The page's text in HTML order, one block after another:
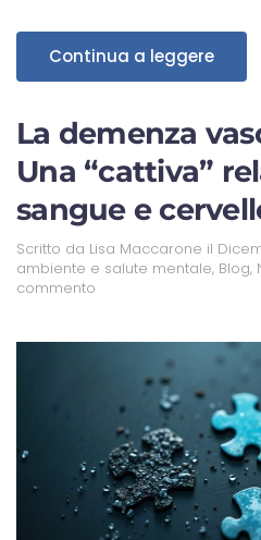
Continua a leggere
La demenza
Una “cattiva”
sangue e
Scritto da Lisa Maccarone il
ambiente e salute mentale, Blog,
commento